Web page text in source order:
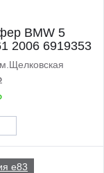
BMW 5
2006 6919353
e83